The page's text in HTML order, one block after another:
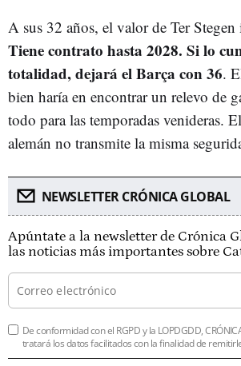
A sus 32 años, el valor de Ter Stegen
Tiene contrato hasta 2028. Si lo
totalidad, dejará el Barça con 36.
bien haría en encontrar un relevo de
todo para las temporadas venideras.
alemán no transmite la misma
NEWSLETTER CRÓNICA GLOBAL
Apúntate a la newsletter de Crónica
las noticias más importantes sobre
De conformidad con el RGPD y la LOPDGDD,
tratará los datos facilitados con la finalidad de